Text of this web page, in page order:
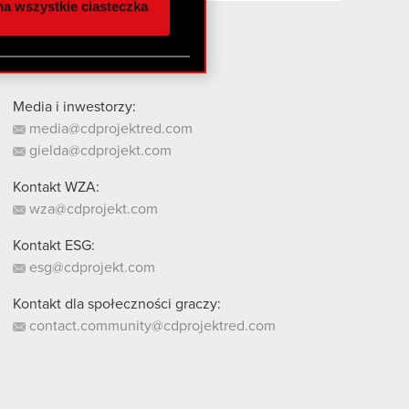
innymi danymi
z naszej witryny,
wszystkie ciasteczka
Media i inwestorzy:
media@cdprojektred.com
gielda@cdprojekt.com
Kontakt WZA:
wza@cdprojekt.com
Kontakt ESG:
esg@cdprojekt.com
Kontakt dla społeczności graczy:
contact.community@cdprojektred.com